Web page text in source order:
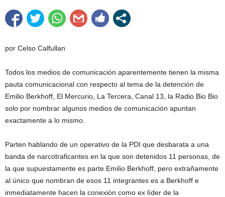
por Celso Calfullan
Todos los medios de comunicación aparentemente tienen la misma
pauta comunicacional con respecto al tema de la detención de
Emilio Berkhoff, El Mercurio, La Tercera, Canal 13, la Radio Bio Bio
solo por nombrar algunos medios de comunicación apuntan
exactamente a lo mismo.
Parten hablando de un operativo de la PDI que desbarata a una
banda de narcotraficantes en la que son detenidos 11 personas, de
la que supuestamente es parte Emilio Berkhoff, pero extrañamente
al único que nombran de esos 11 integrantes es a Berkhoff e
inmediatamente hacen la conexión como ex líder de la